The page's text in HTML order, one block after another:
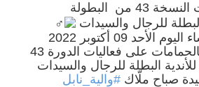
43 من
البطولة
البطلة للرجال والسيدات
أسدل الستار مساء اليوم الأحد 09 أكتوبر 2022
بالقاعة المغطاة بالحمامات على فعاليات الدورة 43
للأندية البطلة للرجال والسيدات
صباح ملّاك #والية_نابل